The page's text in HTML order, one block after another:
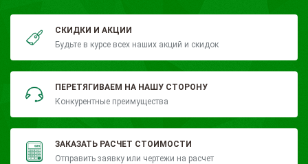
СКИДКИ И АКЦИИ
Будьте в курсе всех наших акций и скидок
ПЕРЕТЯГИВАЕМ НА НАШУ СТОРОНУ
Конкурентные преимущества
ЗАКАЗАТЬ РАСЧЕТ СТОИМОСТИ
Отправить заявку или чертежи на расчет